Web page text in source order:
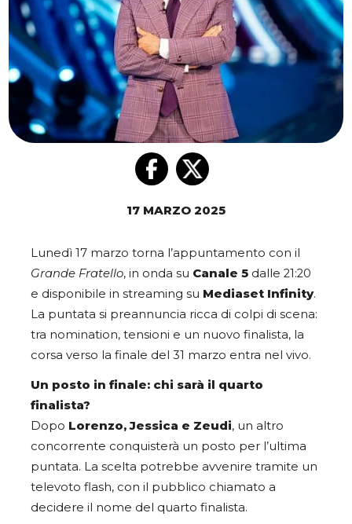
17 MARZO 2025
Lunedì 17 marzo torna l’appuntamento con il
Grande Fratello, in onda su Canale 5 dalle 21:20
e disponibile in streaming su Mediaset Infinity.
La puntata si preannuncia ricca di colpi di scena:
tra nomination, tensioni e un nuovo finalista, la
corsa verso la finale del 31 marzo entra nel vivo.
Un posto in finale: chi sarà il quarto
finalista?
Dopo Lorenzo, Jessica e Zeudi, un altro
concorrente conquisterà un posto per l’ultima
puntata. La scelta potrebbe avvenire tramite un
televoto flash, con il pubblico chiamato a
decidere il nome del quarto finalista.